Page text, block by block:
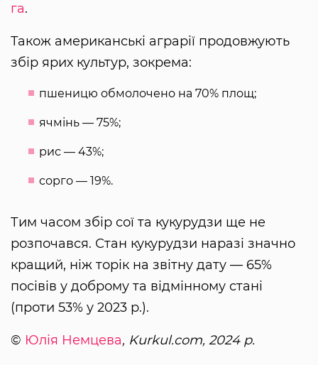
га.
Також американські аграрії продовжують
збір ярих культур, зокрема:
пшеницю обмолочено на 70% площ;
ячмінь — 75%;
рис — 43%;
сорго — 19%.
Тим часом збір сої та кукурудзи ще не
розпочався. Стан кукурудзи наразі значно
кращий, ніж торік на звітну дату — 65%
посівів у доброму та відмінному стані
(проти 53% у 2023 р.).
© Юлія Немцева, Kurkul.com, 2024 р.